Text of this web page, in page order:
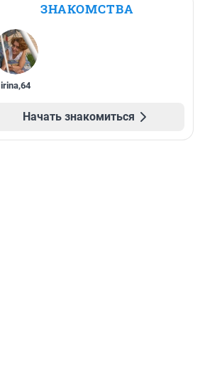
ЗНАКОМСТВА
irina,64
Начать знакомиться